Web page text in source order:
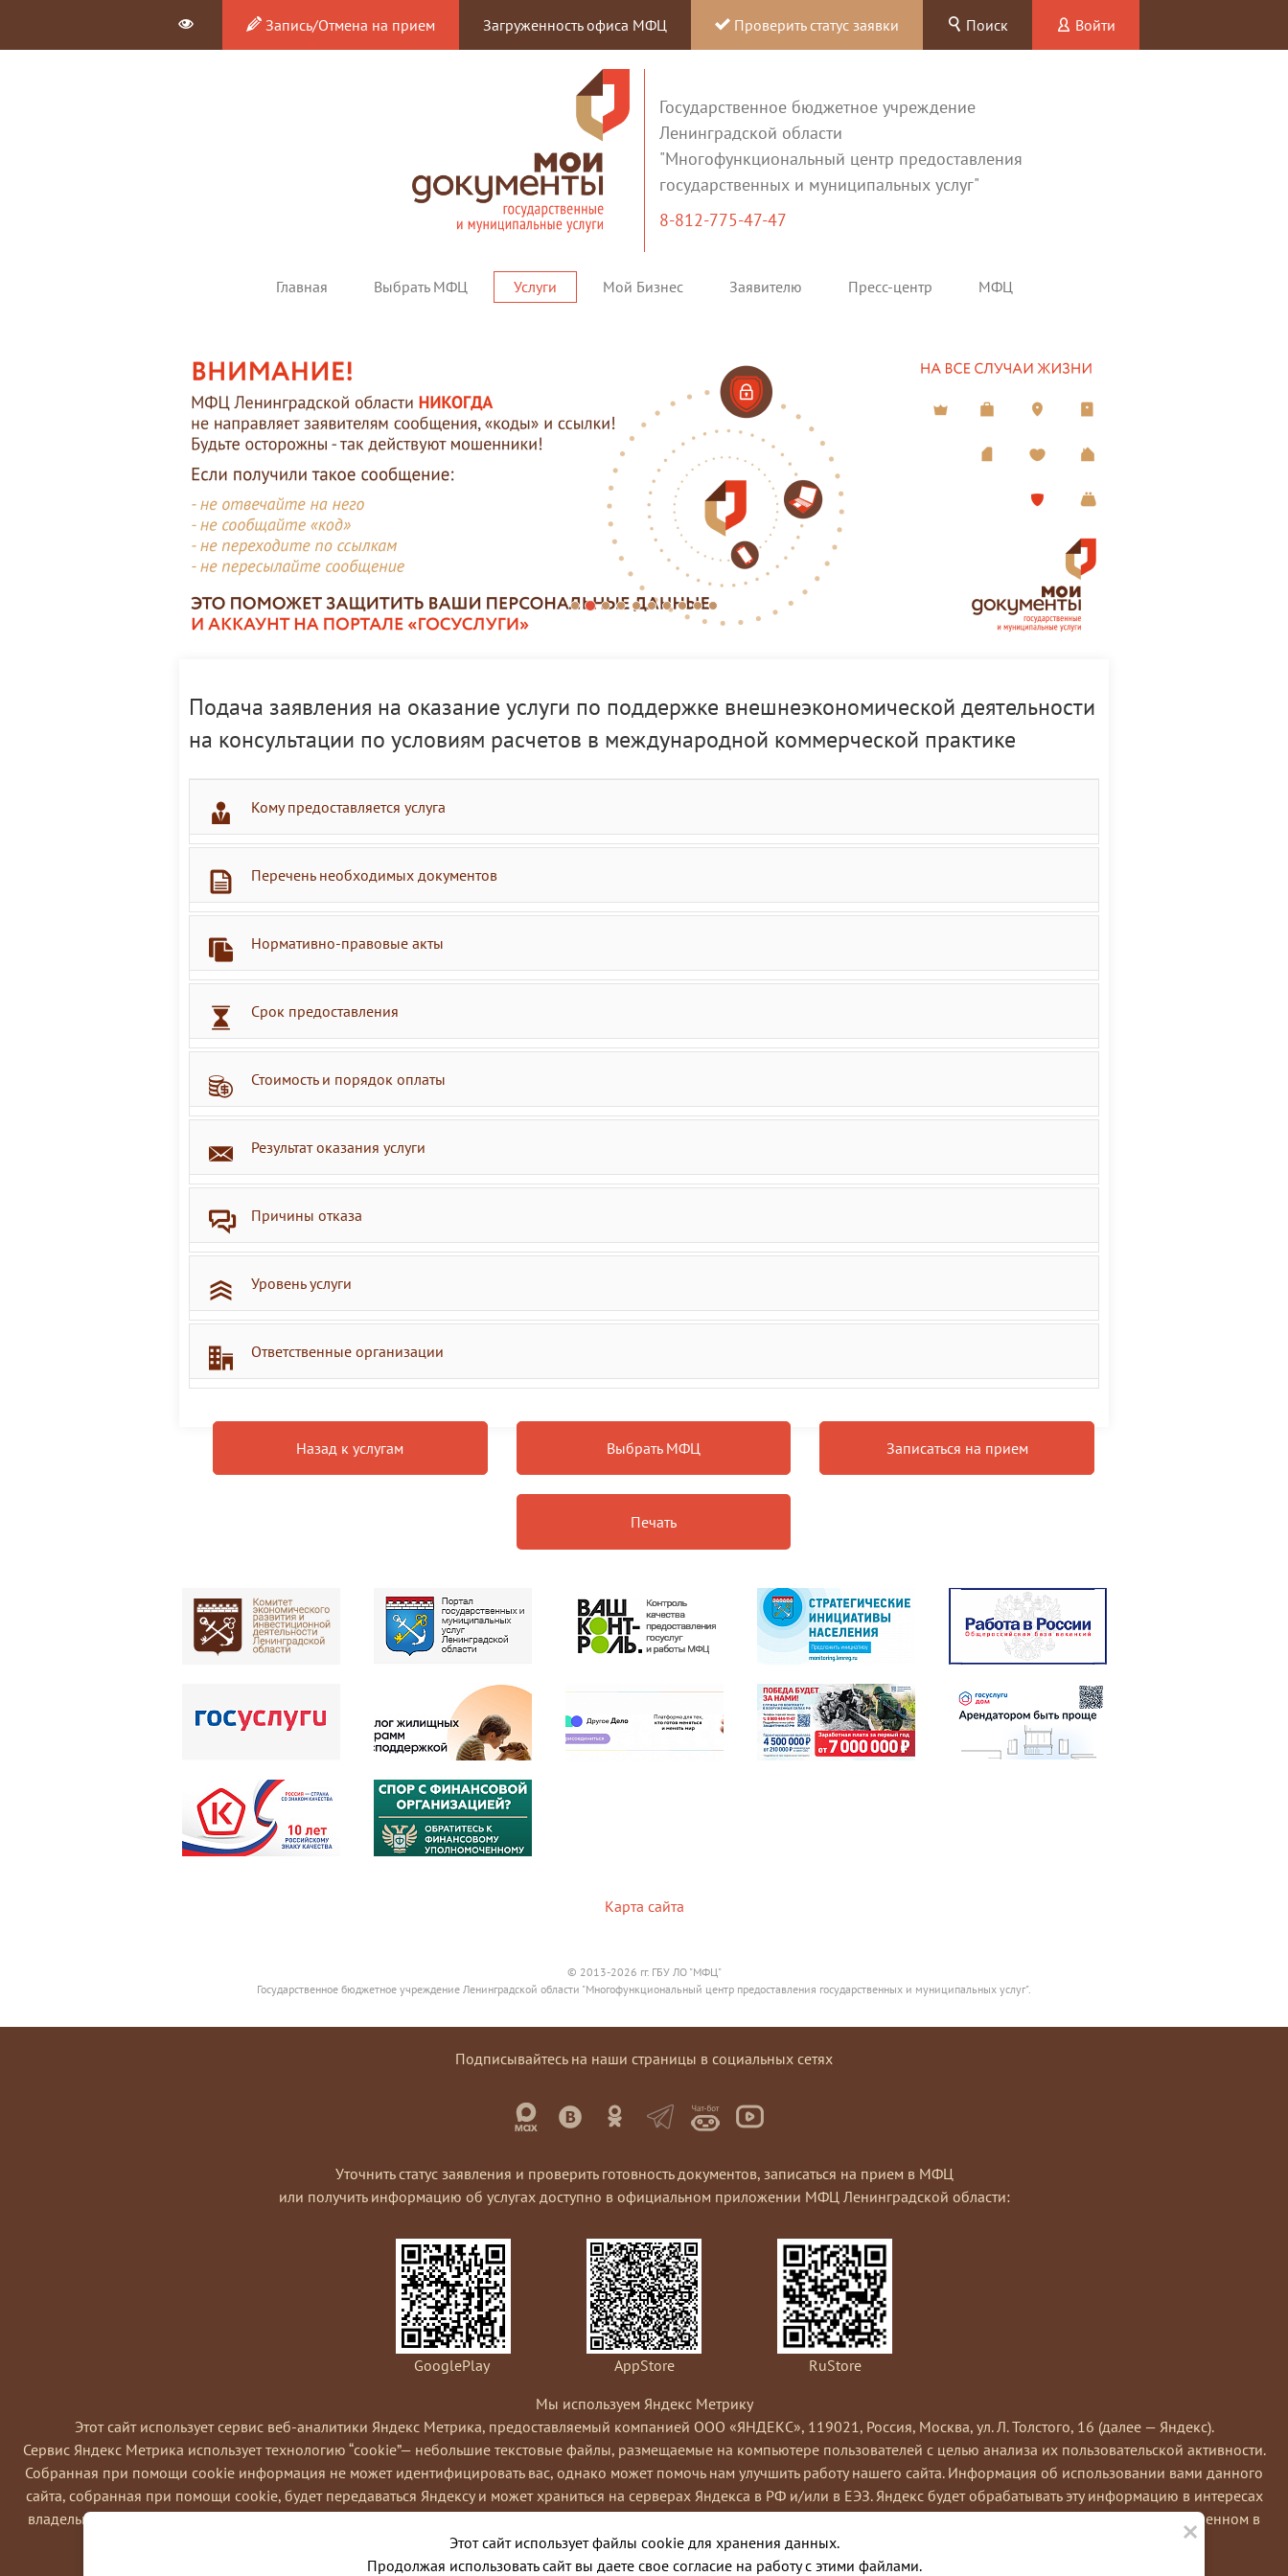
×
Этот сайт использует файлы cookie для хранения данных.
Продолжая использовать сайт вы даете свое согласие на работу с этими файлами.
Запись/Отмена на прием Загруженность офиса МФЦ Проверить статус заявки Поиск Войти
Государственное бюджетное учреждение
Ленинградской области
"Многофункциональный центр предоставления
государственных и муниципальных услуг"
8-812-775-47-47
Главная Выбрать МФЦ Услуги Мой Бизнес Заявителю Пресс-центр МФЦ
Подача заявления на оказание услуги по поддержке внешнеэкономической деятельности
на консультации по условиям расчетов в международной коммерческой практике
Кому предоставляется услуга
Перечень необходимых документов
Нормативно-правовые акты
Срок предоставления
Стоимость и порядок оплаты
Результат оказания услуги
Причины отказа
Уровень услуги
Ответственные организации
Назад к услугам Выбрать МФЦ Записаться на прием
Печать
Карта сайта
© 2013-2026 гг. ГБУ ЛО "МФЦ"
Государственное бюджетное учреждение Ленинградской области "Многофункциональный центр предоставления государственных и муниципальных услуг".
Подписывайтесь на наши страницы в социальных сетях
Уточнить статус заявления и проверить готовность документов, записаться на прием в МФЦ
или получить информацию об услугах доступно в официальном приложении МФЦ Ленинградской области:
GooglePlay AppStore
RuStore
Мы используем Яндекс Метрику
Этот сайт использует сервис веб-аналитики Яндекс Метрика, предоставляемый компанией ООО «ЯНДЕКС», 119021, Россия, Москва, ул. Л. Толстого, 16 (далее — Яндекс).
Сервис Яндекс Метрика использует технологию “cookie”— небольшие текстовые файлы, размещаемые на компьютере пользователей с целью анализа их пользовательской активности.
Coбранная при помощи cookie информация не может идентифицировать вас, однако может помочь нам улучшить работу нашего сайта. Информация об использовании вами данного
сайта, собранная при помощи cookie, будет передаваться Яндексу и может храниться на серверах Яндекса в РФ и/или в ЕЭЗ. Яндекс будет обрабатывать эту информацию в интересах
владельца сайта, в частности, для оценки использования вами сайта, составления отчетов об активности на сайте. Яндекс обрабатывает эту информацию в порядке, установленном в
Условиях использования сервиса Яндекс Метрика.
Вы можете отказаться от использования cookies, выбрав соответствующие настройки в браузере. Также вы можете использовать инструмент —